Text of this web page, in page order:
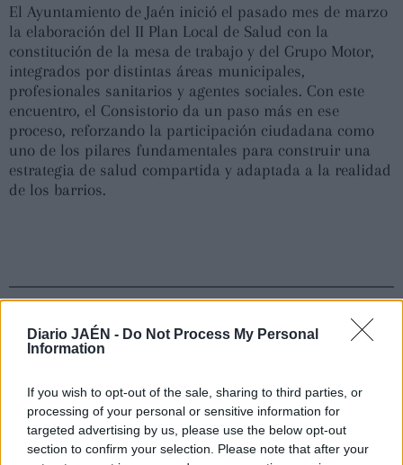
Diario JAÉN - Do Not Process My Personal
Information
If you wish to opt-out of the sale, sharing to third parties, or
processing of your personal or sensitive information for
targeted advertising by us, please use the below opt-out
section to confirm your selection. Please note that after your
El Ayuntamiento de Jaén inició el pasado mes de marzo
la elaboración del II Plan Local de Salud con la
constitución de la mesa de trabajo y del Grupo Motor,
integrados por distintas áreas municipales,
profesionales sanitarios y agentes sociales. Con este
encuentro, el Consistorio da un paso más en ese
proceso, reforzando la participación ciudadana como
uno de los pilares fundamentales para construir una
estrategia de salud compartida y adaptada a la realidad
de los barrios.